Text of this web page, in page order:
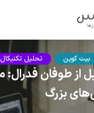
بیت کوین تحلیل تکنیکال
بزرگ